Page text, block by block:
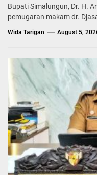
Bupati Simalungun, Dr. H.
pemugaran makam dr.
Wida Tarigan August 5,